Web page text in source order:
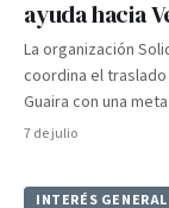
ayuda hacia
La organización
coordina el traslado
Guaira con una
7 de julio
INTERÉS GENERAL